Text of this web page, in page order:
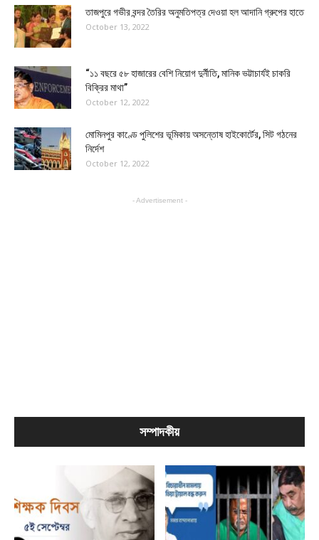
তাজপুরে গভীর বন্দর তৈরির অনুমতিপত্র দেওয়া হল আদানি গ্রুপের হাতে
October 13, 2022
“১১ বছরে ৫৮ হাজারের বেশি নিয়োগ দুর্নীতি, মানিক ভট্টাচার্যই চাকরি
বিক্রির মাথা”
October 12, 2022
মোমিনপুর কাণ্ডে পুলিশের ভূমিকায় অসন্তোষ হাইকোর্টের, সিট গঠনের
নির্দেশ
October 12, 2022
- Advertisement -
সম্পাদকীয়